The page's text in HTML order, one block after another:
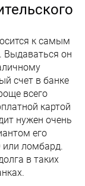
к самым
Выдаваться он
счет в банке
всего
картой
нужен очень
его
ломбард.
в таких